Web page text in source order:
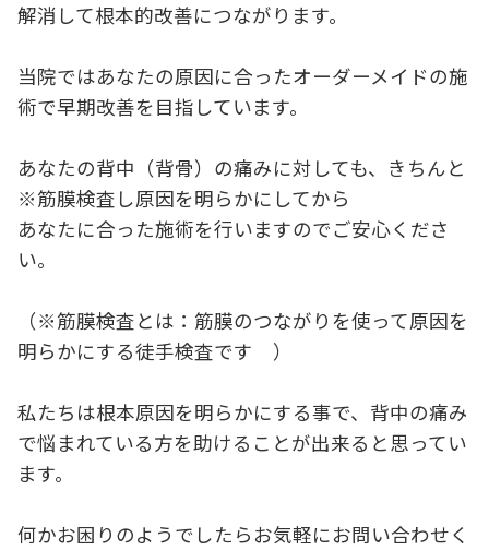
解消して根本的改善につながります。
当院ではあなたの原因に合ったオーダーメイドの施
術で早期改善を目指しています。
あなたの背中（背骨）の痛みに対しても、きちんと
※筋膜検査し原因を明らかにしてから
あなたに合った施術を行いますのでご安心くださ
い。
（※筋膜検査とは：筋膜のつながりを使って原因を
明らかにする徒手検査です ）
私たちは根本原因を明らかにする事で、背中の痛み
で悩まれている方を助けることが出来ると思ってい
ます。
何かお困りのようでしたらお気軽にお問い合わせく